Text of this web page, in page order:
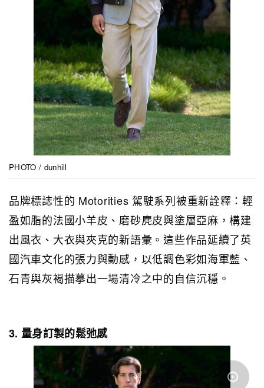
PHOTO / dunhill
品牌標誌性的 Motorities 駕駛系列被重新詮釋：輕
盈如脂的法國小羊皮、磨砂麂皮與塗層亞麻，構建
出風衣、大衣與夾克的新語彙。這些作品延續了英
國汽車文化的張力與動感，以低調色彩如海軍藍、
石青與灰褐描摹出一場清冷之中的自信沉穩。
3. 量身訂製的鬆弛感